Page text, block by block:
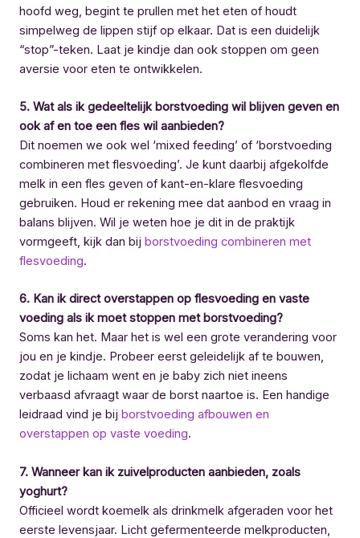
hoofd weg, begint te prullen met het eten of houdt
simpelweg de lippen stijf op elkaar. Dat is een duidelijk
“stop”-teken. Laat je kindje dan ook stoppen om geen
aversie voor eten te ontwikkelen.
5. Wat als ik gedeeltelijk borstvoeding wil blijven geven en
ook af en toe een fles wil aanbieden?
Dit noemen we ook wel ‘mixed feeding’ of ‘borstvoeding
combineren met flesvoeding’. Je kunt daarbij afgekolfde
melk in een fles geven of kant-en-klare flesvoeding
gebruiken. Houd er rekening mee dat aanbod en vraag in
balans blijven. Wil je weten hoe je dit in de praktijk
vormgeeft, kijk dan bij borstvoeding combineren met
flesvoeding.
6. Kan ik direct overstappen op flesvoeding en vaste
voeding als ik moet stoppen met borstvoeding?
Soms kan het. Maar het is wel een grote verandering voor
jou en je kindje. Probeer eerst geleidelijk af te bouwen,
zodat je lichaam went en je baby zich niet ineens
verbaasd afvraagt waar de borst naartoe is. Een handige
leidraad vind je bij borstvoeding afbouwen en
overstappen op vaste voeding.
7. Wanneer kan ik zuivelproducten aanbieden, zoals
yoghurt?
Officieel wordt koemelk als drinkmelk afgeraden voor het
eerste levensjaar. Licht gefermenteerde melkproducten,